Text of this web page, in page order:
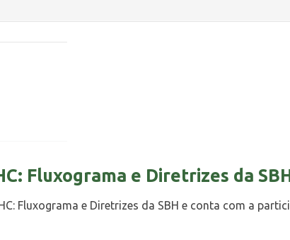
Fluxograma e Diretrizes da
Fluxograma e Diretrizes da SBH e conta com a